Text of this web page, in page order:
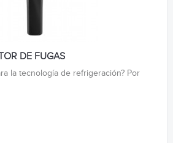
DE FUGAS
la tecnología de refrigeración? Por